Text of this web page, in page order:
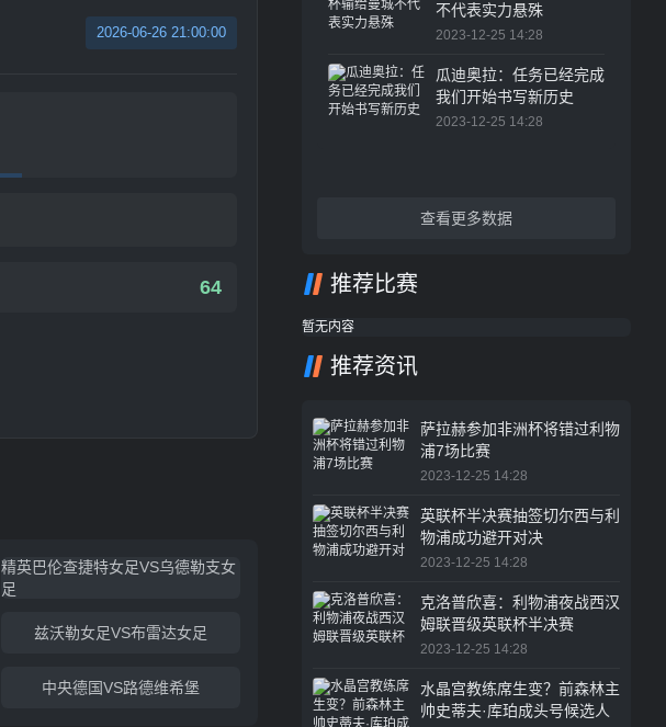
2026-06-26 21:00:00
64
精英巴伦查捷特女足VS乌德勒支女
足
兹沃勒女足VS布雷达女足
中央德国VS路德维希堡
不代表实力悬殊
2023-12-25 14:28
瓜迪奥拉：任务已经完成
我们开始书写新历史
2023-12-25 14:28
查看更多数据
推荐比赛
暂无内容
推荐资讯
萨拉赫参加非洲杯将错过利物
浦7场比赛
2023-12-25 14:28
英联杯半决赛抽签切尔西与利
物浦成功避开对决
2023-12-25 14:28
克洛普欣喜：利物浦夜战西汉
姆联晋级英联杯半决赛
2023-12-25 14:28
水晶宫教练席生变？前森林主
帅史蒂夫·库珀成头号候选人